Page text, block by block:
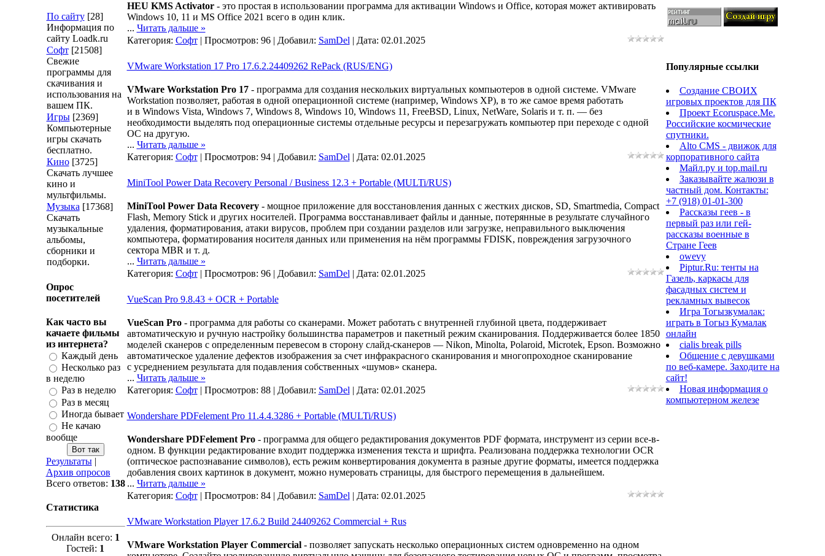
По сайту [28]
Информация по
сайту Loadk.ru
Софт [21508]
Свежие
программы для
скачивания и
использования на
вашем ПК.
Игры [2369]
Компьютерные
игры скачать
бесплатно.
Кино [3725]
Скачать лучшее
кино и
мультфильмы.
Музыка [17368]
Скачать
музыкальные
альбомы,
сборники и
подборки.
Опрос
посетителей
Как часто вы
качаете фильмы
из интернета?
Каждый день
Несколько раз
в неделю
Раз в неделю
Раз в месяц
Иногда бывает
Не качаю
вообще
Результаты|
Архив опросов
Всего ответов: 138
Статистика
Онлайн всего: 1
Гостей: 1
HEU KMS Activator- это простая в использовании программа для активации Windows и Office, которая может активировать
Windows 10, 11 и MS Office 2021 всего в один клик.
... Читать дальше »
Категория: Софт| Просмотров: 96 | Добавил: SamDel| Дата: 02.01.2025
VMware Workstation 17 Pro 17.6.2.24409262 RePack (RUS/ENG)
VMware Workstation Pro 17- программа для создания нескольких виртуальных компьютеров в одной системе. VMware
Workstation позволяет, работая в одной операционной системе (например, Windows XP), в то же самое время работать
и в Windows Vista, Windows 7, Windows 8, Windows 10, Windows 11, FreeBSD, Linux, NetWare, Solaris и т. п. — без
необходимости выделять под операционные системы отдельные ресурсы и перезагружать компьютер при переходе с одной
ОС на другую.
... Читать дальше »
Категория: Софт| Просмотров: 94 | Добавил: SamDel| Дата: 02.01.2025
MiniTool Power Data Recovery Personal / Business 12.3 + Portable (MULTi/RUS)
MiniTool Power Data Recovery- мощное приложение для восстановления данных с жестких дисков, SD, Smartmedia, Compact
Flash, Memory Stick и других носителей. Программа восстанавливает файлы и данные, потерянные в результате случайного
удаления, форматирования, атаки вирусов, проблем при создании разделов или загрузке, неправильного выключения
компьютера, форматирования носителя данных или применения на нём программы FDISK, повреждения загрузочного
сектора MBR и т. д.
... Читать дальше »
Категория: Софт| Просмотров: 96 | Добавил: SamDel| Дата: 02.01.2025
VueScan Pro 9.8.43 + OCR + Portable
VueScan Pro- программа для работы со сканерами. Может работать с внутренней глубиной цвета, поддерживает
автоматическую и ручную настройку большинства параметров и пакетный режим сканирования. Поддерживается более 1850
моделей сканеров с определенным перевесом в сторону слайд-сканеров — Nikon, Minolta, Polaroid, Microtek, Epson. Возможно
автоматическое удаление дефектов изображения за счет инфракрасного сканирования и многопроходное сканирование
с усреднением результата для подавления собственных «шумов» сканера.
... Читать дальше »
Категория: Софт| Просмотров: 88 | Добавил: SamDel| Дата: 02.01.2025
Wondershare PDFelement Pro 11.4.4.3286 + Portable (MULTi/RUS)
Wondershare PDFelement Pro- программа для общего редактирования документов PDF формата, инструмент из серии все-в-
одном. В функции редактирование входит поддержка изменения текста и шрифта. Реализована поддержка технологии OCR
(оптическое распознавание символов), есть режим конвертирования документа в разные другие форматы, имеется поддержка
добавления своих картинок в документ, можно нумеровать страницы, для быстрого перемещения в дальнейшем.
... Читать дальше »
Категория: Софт| Просмотров: 84 | Добавил: SamDel| Дата: 02.01.2025
VMware Workstation Player 17.6.2 Build 24409262 Commercial + Rus
VMware Workstation Player Commercial- позволяет запускать несколько операционных систем одновременно на одном
Популярные ссылки
Создание СВОИХ
игровых проектов для ПК
Проект Ecoruspace.Me.
Российские космические
спутники.
Alto CMS - движок для
корпоративного сайта
Майл.ру и top.mail.ru
Заказывайте жалюзи в
частный дом. Контакты:
+7 (918) 01-01-300
Рассказы геев - в
первый раз или гей-
рассказы военные в
Стране Геев
owevy
Piptur.Ru: тенты на
Газель, каркасы для
фасадных систем и
рекламных вывесок
Игра Тогызкумалак:
играть в Тогыз Кумалак
онлайн
cialis break pills
Общение с девушками
по веб-камере. Заходите на
сайт!
Новая информация о
компьютерном железе